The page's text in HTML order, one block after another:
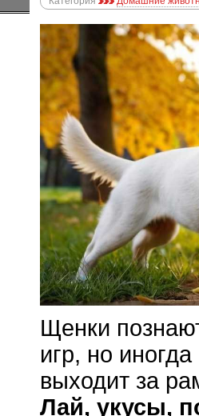
Щенки
игр, но
выходит за
Лай, укусы,